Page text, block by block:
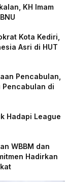
KH Imam
Kota Kediri,
Asri di HUT
Pencabulan,
Pencabulan di
Hadapi League
WBBM dan
Hadirkan